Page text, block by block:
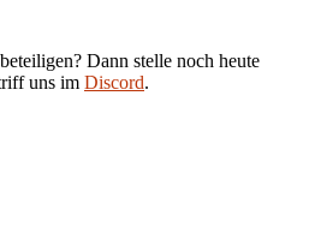
Dann stelle noch heute
uns im Discord.